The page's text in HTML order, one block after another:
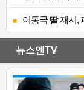
이동국 딸 재시,
뉴스엔TV